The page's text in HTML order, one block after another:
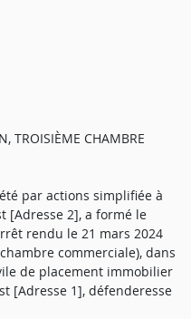
TROISIÈME CHAMBRE
par actions simplifiée à
[Adresse 2], a formé le
rendu le 21 mars 2024
commerciale), dans
de placement immobilier
[Adresse 1], défenderesse